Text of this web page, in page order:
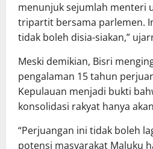
menunjuk sejumlah menteri
tripartit bersama parlemen.
tidak boleh disia-siakan,”
Meski demikian, Bisri
pengalaman 15 tahun
Kepulauan menjadi bukti
konsolidasi rakyat hanya
“Perjuangan ini tidak boleh
potensi masyarakat Maluku